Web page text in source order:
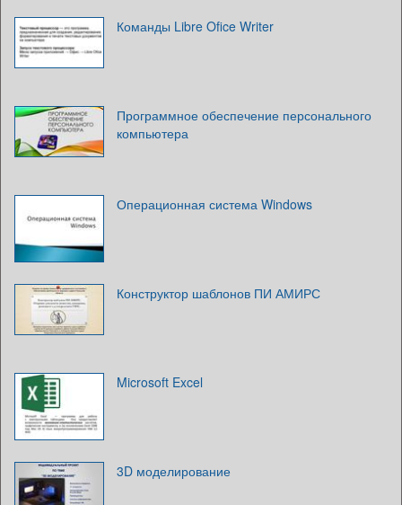
Команды Libre Ofice Writer
Программное обеспечение персонального
компьютера
Операционная система Windows
Конструктор шаблонов ПИ АМИРС
Microsoft Excel
3D моделирование